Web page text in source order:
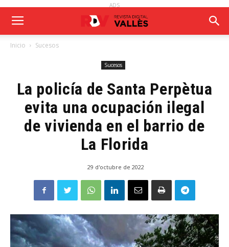
ADS
Inicio Sucesos
Sucesos
La policía de Santa Perpètua
evita una ocupación ilegal
de vivienda en el barrio de
La Florida
29 d'octubre de 2022